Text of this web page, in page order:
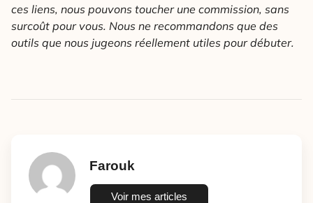
ces liens, nous pouvons toucher une commission, sans
surcoût pour vous. Nous ne recommandons que des
outils que nous jugeons réellement utiles pour débuter.
Farouk
Voir mes articles